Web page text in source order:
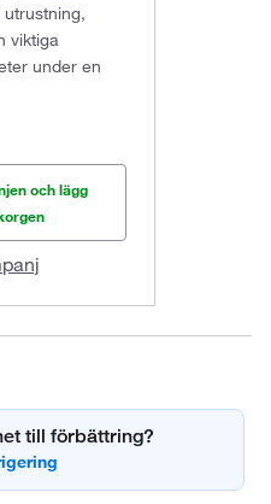
viktiga
under en
och lägg
till förbättring?